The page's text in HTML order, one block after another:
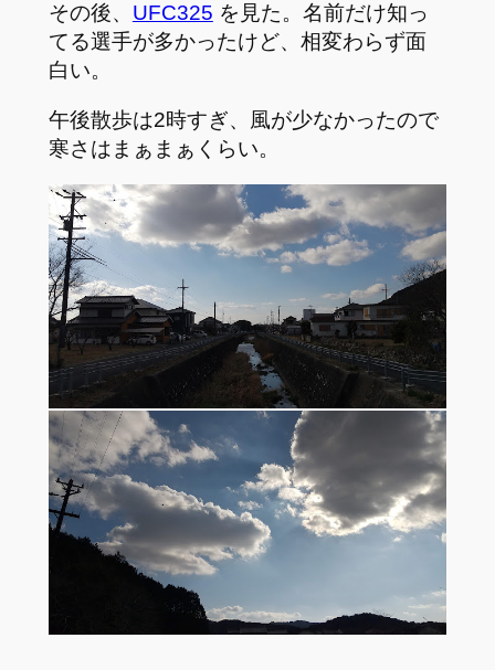
その後、 UFC325 を見た。名前だけ知っ
てる選手が多かったけど、相変わらず面
白い。
午後散歩は2時すぎ、風が少なかったので
寒さはまぁまぁくらい。